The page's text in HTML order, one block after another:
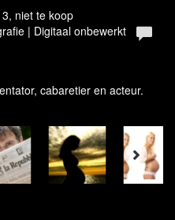
niet te koop
| Digitaal onbewerkt
cabaretier en acteur.